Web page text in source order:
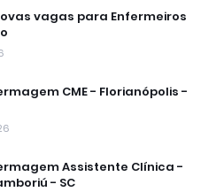
vagas para Enfermeiros
CME - Florianópolis -
Assistente Clínica -
- SC